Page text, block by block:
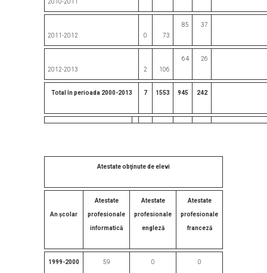
2010-2011
2011-2012 0 73
85 37
2012-2013 2 106
64 26
Total în perioada 2000-2013 7 1553 945 242
Atestate obţinute de elevi
An şcolar
Atestate
profesionale
informatică
Atestate
profesionale
engleză
Atestate
profesionale
franceză
1999-2000 59 0 0